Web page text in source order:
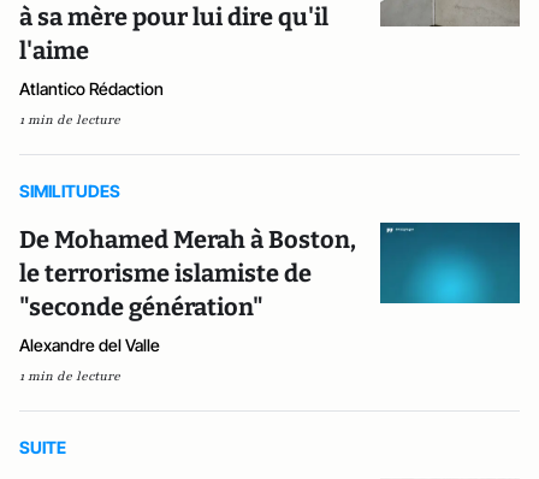
à sa mère pour lui dire qu'il
l'aime
Atlantico Rédaction
1 min de lecture
SIMILITUDES
De Mohamed Merah à Boston,
le terrorisme islamiste de
"seconde génération"
Alexandre del Valle
1 min de lecture
SUITE